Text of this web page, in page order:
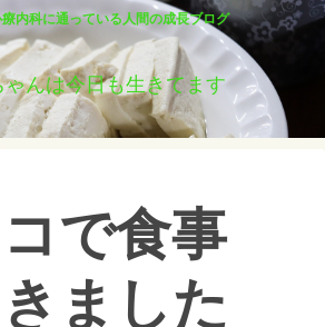
内科に通っている人間の成長ブログ
んは今日も生きてます
で食事
ました